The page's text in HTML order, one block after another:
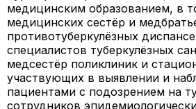
медицинским образованием, в
медицинских сестёр и
противотуберкулёзных
специалистов туберкулёзных
медсестёр поликлиник и
участвующих в выявлении и
пациентами с подозрением на
сотрудников